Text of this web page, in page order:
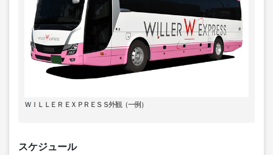
ＷＩＬＬＥＲ ＥＸＰＲＥＳＳ外観（一例）
スケジュール